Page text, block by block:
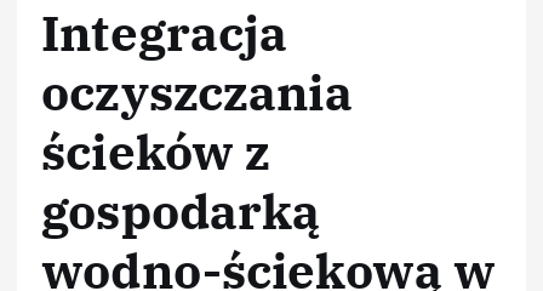
Integracja
oczyszczania
ścieków z
gospodarką
wodno-ściekową w